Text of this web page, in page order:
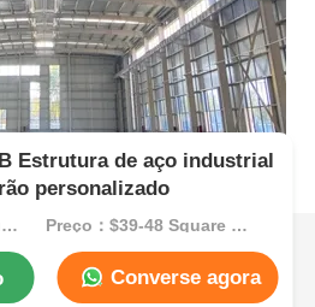
Estrutura de aço industrial
personalizado
MOQ：2.185 metros quadrados Preço：$39-48 Square Meters
Converse agora